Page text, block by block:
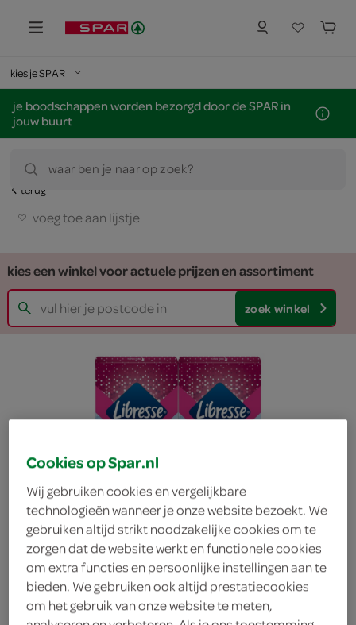
kies je SPAR
je boodschappen worden bezorgd door de SPAR in
jouw buurt
waar ben je naar op zoek?
terug
voeg toe aan lijstje
kies een winkel voor actuele prijzen en assortiment
zoek winkel
Cookies op Spar.nl
Wij gebruiken cookies en vergelijkbare
technologieën wanneer je onze website bezoekt. We
gebruiken altijd strikt noodzakelijke cookies om te
zorgen dat de website werkt en functionele cookies
om extra functies en persoonlijke instellingen aan te
bieden. We gebruiken ook altijd prestatiecookies
om het gebruik van onze website te meten,